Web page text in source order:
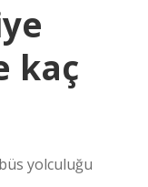
kaç
yolculuğu